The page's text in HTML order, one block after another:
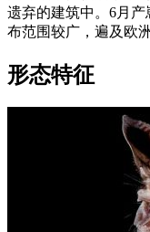
遗弃的建筑中。6月
布范围较广，遍及欧
形态特征